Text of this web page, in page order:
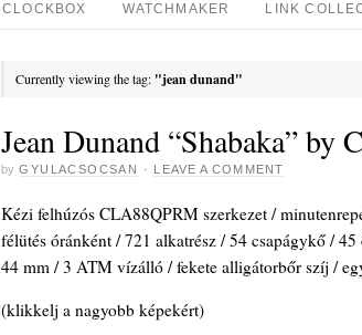
CLOCKBOX WATCHMAKER LINK
Currently viewing the tag: "jean dunand"
Jean Dunand “Shabaka” by
by GYULACSOCSAN · LEAVE A COMMENT
Kézi felhúzós CLA88QPRM szerkezet /
félütés óránként / 721 alkatrész / 54 csapágykő /
44 mm / 3 ATM vízálló / fekete alligátorbőr szíj /
(klikkelj a nagyobb képekért)